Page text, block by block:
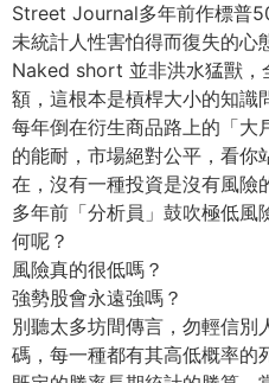
Street Journal多年前作標普
未統計人性害怕得而復失的心
Naked short 並非洪水猛獸，
額，這根本是槓桿大小的知識
每年倒在衍生商品路上的「大
的能耐，市場絕對公平，看你
在，沒有一種投資是沒有風險
多年前「分析員」鼓吹極低風
何呢？
風險真的很低嗎？
強勢股會永遠強嗎？
別聽太多坊間傳言，勿輕信別
碼，每一種都有其高低概率的